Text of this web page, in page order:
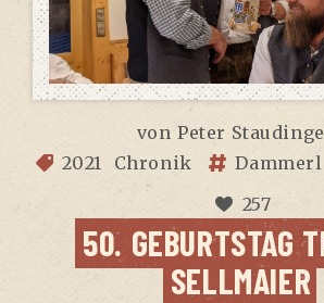
von Peter
2021
Chronik Dammerl
257
50. GEBURTS­TAG
SELLMAIER